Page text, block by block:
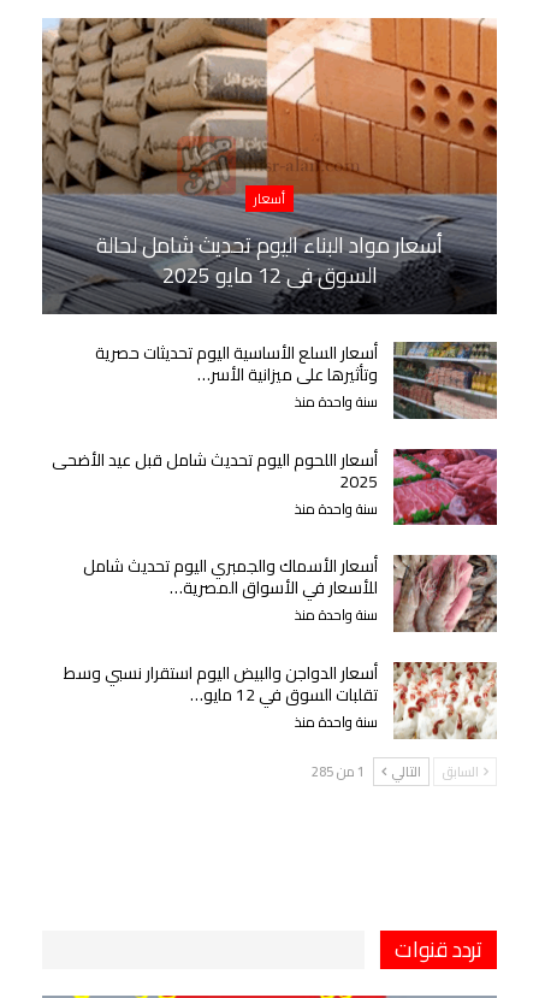
أسعار
أسعار مواد البناء اليوم تحديث شامل لحالة
السوق في 12 مايو 2025
أسعار السلع الأساسية اليوم تحديثات حصرية
وتأثيرها على ميزانية الأسر…
سنة واحدة منذ
أسعار اللحوم اليوم تحديث شامل قبل عيد الأضحى
2025
سنة واحدة منذ
أسعار الأسماك والجمبري اليوم تحديث شامل
للأسعار في الأسواق المصرية…
سنة واحدة منذ
أسعار الدواجن والبيض اليوم استقرار نسبي وسط
تقلبات السوق في 12 مايو…
سنة واحدة منذ
السابق التالي 1 من 285
تردد قنوات